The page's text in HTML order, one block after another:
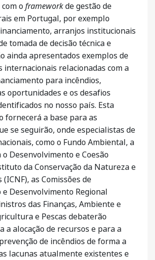
oframeworkde gestão de
em Portugal, por exemplo
arranjos institucionais
tomada de decisão técnica e
ainda apresentados exemplos de
internacionais relacionadas com a
para incêndios,
oportunidades e os desafios
no nosso país. Esta
fornecerá a base para as
se seguirão, onde especialistas de
como o Fundo Ambiental, a
Desenvolvimento e Coesão
da Conservação da Natureza e
as Comissões de
e Desenvolvimento Regional
das Finanças, Ambiente e
e Pescas debaterão
a alocação de recursos e para a
de incêndios de forma a
lacunas atualmente existentes e